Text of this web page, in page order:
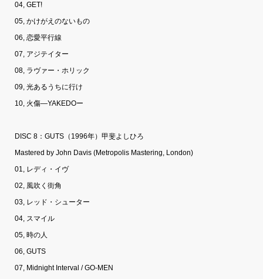
04, GET!
05, かけがえのないもの
06, 恋愛平行線
07, アジテイター
08, ラヴァー・ホリック
09, 光あるうちに行け
10, 火傷―YAKEDOー
DISC 8：GUTS（1996年）甲斐よしひろ
Mastered by John Davis (Metropolis Mastering, London)
01, レディ・イヴ
02, 風吹く街角
03, レッド・シューター
04, スマイル
05, 時の人
06, GUTS
07, Midnight Interval / GO-MEN